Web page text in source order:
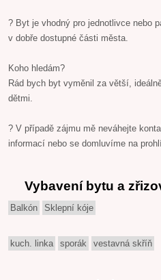
? Byt je vhodný pro jednotlivce nebo
v dobře dostupné části města.
Koho hledám?
Rád bych byt vyměnil za větší,
dětmi.
? V případě zájmu mě neváhejte
informací nebo se domluvíme na
Vybavení bytu a
Balkón Sklepní kóje
kuch. linka sporák vestavná skříň